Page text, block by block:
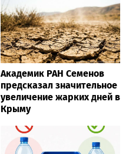
Академик РАН Семенов
предсказал значительное
увеличение жарких дней в
Крыму